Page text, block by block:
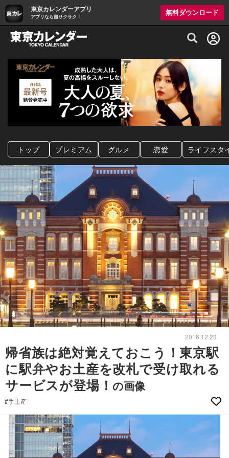
東京カレンダーアプリ
アプリなら超サクサク！
無料ダウンロード
グルメ情報・プレミアムレストラン予約
トップ プレミアム グルメ 恋愛 ライフスタ
2016.12.23
帰省族は絶対覚えておこう！東京駅
に駅弁やお土産を改札で受け取れる
サービスが登場！の画像
#手土産